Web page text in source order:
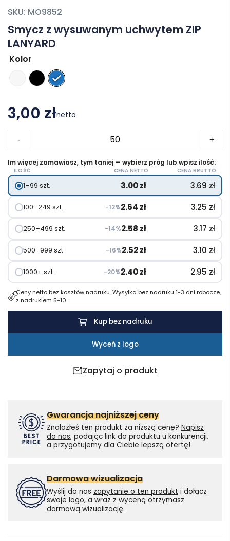
Smycz z wysuwanym uchwytem ZIP
LANYARD
SKU: MO9852
Kolor
3,00 złnetto
-
z
wysuwanym
uchwytem
ZIP
LANYARD
+
Zapytaj o produkt
Im więcej zamawiasz, tym taniej — wybierz próg lub wpisz ilość:
ILOŚĆ CENA NETTO CENA BRUTTO
1–99 szt. 3.00zł 3.69 zł
100–249 szt. −12%2.64 zł 3.25 zł
250–499 szt. −14%2.58 zł 3.17 zł
500–999 szt. −16%2.52zł 3.10 zł
1000+ szt. −20%2.40zł 2.95 zł
Ceny netto bez kosztów nadruku. Wysyłka bez nadruku 1-3 dni robocze,
z nadrukiem 5-10.
Kup bez nadruku
Wyceń z logo
Gwarancja najniższej ceny
Znalazłeś ten produkt za niższą cenę? Napisz
do nas, podając link do produktu u konkurencji,
a przygotujemy dla Ciebie lepszą ofertę!
Darmowa wizualizacja
Wyślij do nas zapytanie o ten produkt i dołącz
swoje logo, a wraz z wyceną otrzymasz
darmową wizualizację.